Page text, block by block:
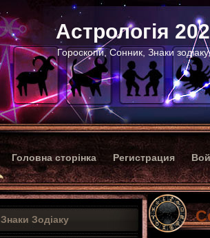
Астрологія
Гороскопи, Сонник, Знаки
Головна сторінка Регистрация
Знаки Зодіаку